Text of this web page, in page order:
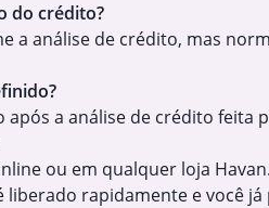
do crédito?
a análise de crédito, mas
após a análise de crédito
ou em qualquer loja
liberado rapidamente e você